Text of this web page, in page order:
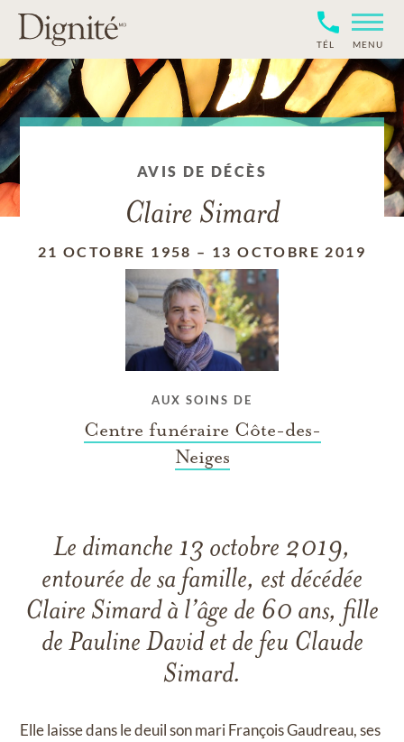
TÉL MENU
AVIS DE DÉCÈS
Claire Simard
21 OCTOBRE 1958 – 13 OCTOBRE 2019
AUX SOINS DE
Centre funéraire Côte-des-
Neiges
Le dimanche 13 octobre 2019,
entourée de sa famille, est décédée
Claire Simard à l’âge de 60 ans, fille
de Pauline David et de feu Claude
Simard.
Elle laisse dans le deuil son mari François Gaudreau, ses